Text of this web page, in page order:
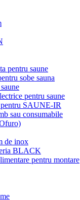
pentru saune
sobe sauna
pentru saune
SAUNE-IR
sau consumabile
de inox
BLACK
pentru montare